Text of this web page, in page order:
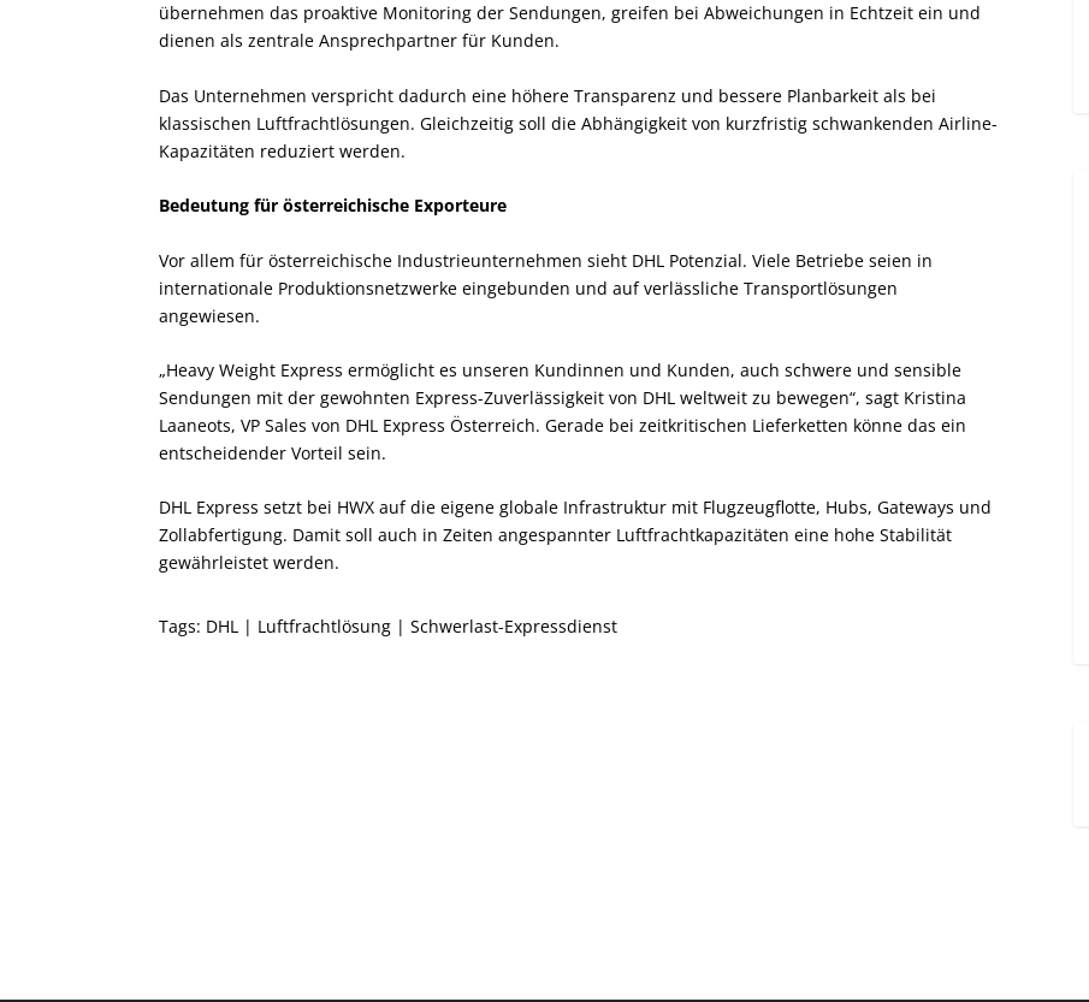
übernehmen das proaktive Monitoring der Sendungen, greifen bei Abweichungen in Echtzeit ein und
dienen als zentrale Ansprechpartner für Kunden.
Das Unternehmen verspricht dadurch eine höhere Transparenz und bessere Planbarkeit als bei
klassischen Luftfrachtlösungen. Gleichzeitig soll die Abhängigkeit von kurzfristig schwankenden Airline-
Kapazitäten reduziert werden.
Bedeutung für österreichische Exporteure
Vor allem für österreichische Industrieunternehmen sieht DHL Potenzial. Viele Betriebe seien in
internationale Produktionsnetzwerke eingebunden und auf verlässliche Transportlösungen
angewiesen.
„Heavy Weight Express ermöglicht es unseren Kundinnen und Kunden, auch schwere und sensible
Sendungen mit der gewohnten Express-Zuverlässigkeit von DHL weltweit zu bewegen“, sagt Kristina
Laaneots, VP Sales von DHL Express Österreich. Gerade bei zeitkritischen Lieferketten könne das ein
entscheidender Vorteil sein.
DHL Express setzt bei HWX auf die eigene globale Infrastruktur mit Flugzeugflotte, Hubs, Gateways und
Zollabfertigung. Damit soll auch in Zeiten angespannter Luftfrachtkapazitäten eine hohe Stabilität
gewährleistet werden.
Tags: DHL | Luftfrachtlösung | Schwerlast-Expressdienst